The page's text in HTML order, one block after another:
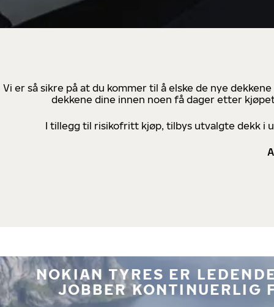
Vi er så sikre på at du kommer til å elske de nye
dekkene dine innen noen få dager etter
I tillegg til risikofritt kjøp, tilbys utvalgte dekk i
NOKIAN TYRES ER
JOBBER KONTINUERLIG